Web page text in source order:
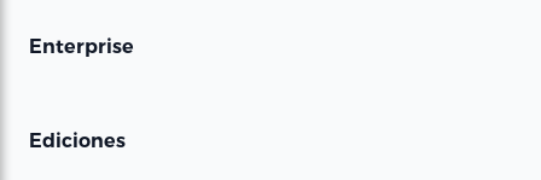
Enterprise
Ediciones